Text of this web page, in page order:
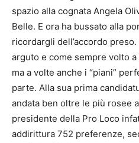
spazio alla cognata Angela
Belle. E ora ha bussato alla
ricordargli dell’accordo
arguto e come sempre volto
ma a volte anche i “piani”
parte. Alla sua prima
andata ben oltre le più rosee
presidente della Pro Loco
addirittura 752 preferenze,